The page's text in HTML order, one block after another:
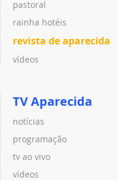
pastoral
rainha hotéis
revista de aparecida
vídeos
TV Aparecida
notícias
programação
tv ao vivo
vídeos